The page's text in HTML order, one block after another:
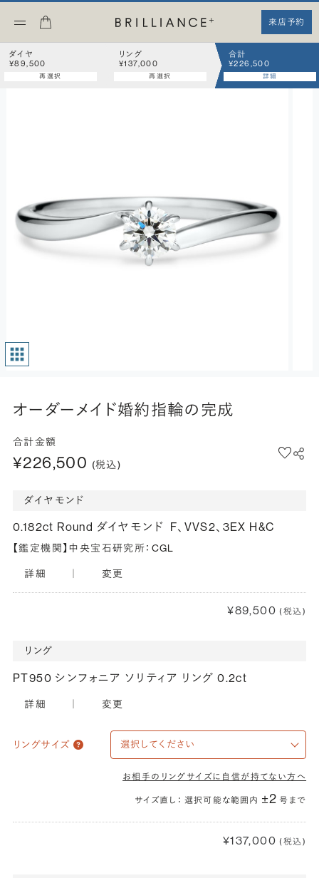
来店予約
ダイヤ
¥89,500
再選択
リング
¥137,000
再選択
合計
¥226,500
詳細
オーダーメイド婚約指輪の完成
合計金額
¥226,500 (税込)
ダイヤモンド
0.182ct Round ダイヤモンド F、VVS2、3EX H&C
【鑑定機関】中央宝石研究所：CGL
詳細 変更
¥89,500 (税込)
リング
PT950 シンフォニア ソリティア リング 0.2ct
詳細 変更
リングサイズ
お相手のリングサイズに自信が持てない方へ
サイズ直し： 選択可能な範囲内 ±2 号まで
¥137,000 (税込)